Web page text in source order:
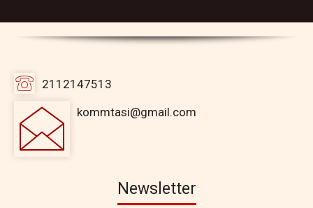
2112147513
kommtasi@gmail.com
Newsletter